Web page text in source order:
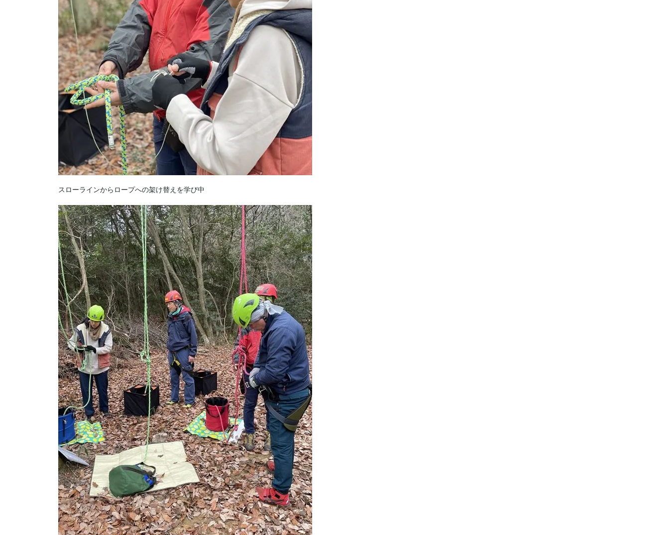
スローラインからロープへの架け替えを学び中